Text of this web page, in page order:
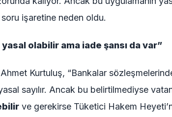
işaretine neden oldu.
olabilir ama iade şansı da var”
Kurtuluş, “Bankalar
sayılır. Ancak bu belirtilmediyse
ve gerekirse Tüketici Hakem